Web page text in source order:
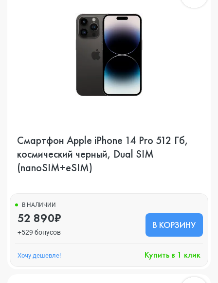
Смартфон Apple iPhone 14 Pro 512 Гб,
космический черный, Dual SIM
(nanoSIM+eSIM)
В НАЛИЧИИ
52 890₽
+529 бонусов
В КОРЗИНУ
Хочу дешевле! Купить в 1 клик